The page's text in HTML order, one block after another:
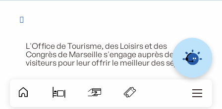
L'Office de Tourisme, des Loisirs et des
Congrès de Marseille s'engage auprès de ses
visiteurs pour leur offrir le meilleur des séjours.